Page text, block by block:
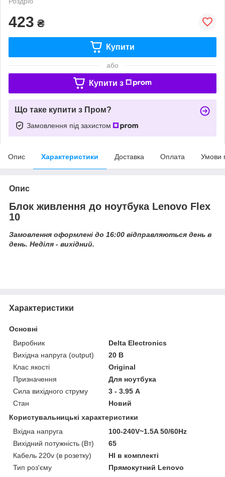
423 ₴
Купити
або
Купити з
Що таке купити з Пром?
Замовлення під захистом
Опис Характеристики Доставка Оплата Умови
Опис
Блок живлення до ноутбука Lenovo Flex
10
Замовлення оформлені до 16:00 відправляються день в
день. Неділя - вихідний.
Характеристики
Основні
Виробник
Delta Electronics
Вихідна напруга (output)
20 В
Клас якості
Original
Призначення
Для ноутбука
Сила вихідного струму
3 - 3.95 А
Стан
Новий
Користувальницькі характеристики
Вхідна напруга
100-240V~1.5A 50/60Hz
Вихідний потужність (Вт)
65
Кабель 220v (в розетку)
НІ в комплекті
Тип роз'єму
Прямокутний Lenovo